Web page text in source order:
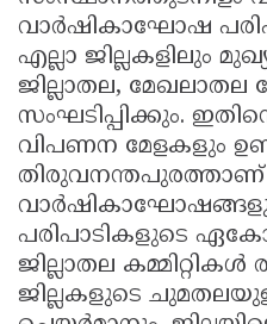
വാർഷികാഘോഷ
എല്ലാ ജില്ലകളിലും
ജില്ലാതല,
സംഘടിപ്പിക്കും.
വിപണന മേളകളും
തിരുവനന്തപുരത്താണ്
പരിപാടികളുടെ
ജില്ലാതല
ജില്ലകളുടെ